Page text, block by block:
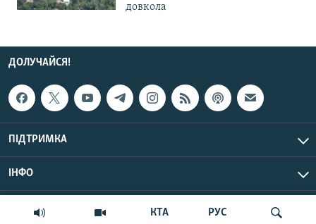
КТА РУС
довкола
ДОЛУЧАЙСЯ!
ПІДТРИМКА
ІНФО
© Крим.Реалії, 2026 | Усі права застережено.